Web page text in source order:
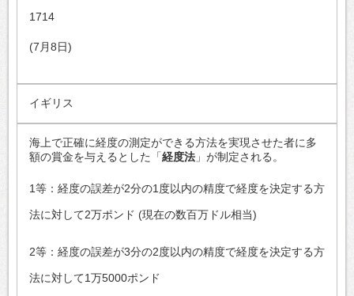
1714
(7月8日)
イギリス
海上で正確に経度の測定ができる方法を実現させた者に多
額の賞金を与えるとした「経度法 」が制定される。
1等：経度の誤差が2分の1度以内の精度で経度を決定する方
法に対して2万ポンド (現在の数百万ドル相当)
2等：経度の誤差が3分の2度以内の精度で経度を決定する方
法に対して1万5000ポンド